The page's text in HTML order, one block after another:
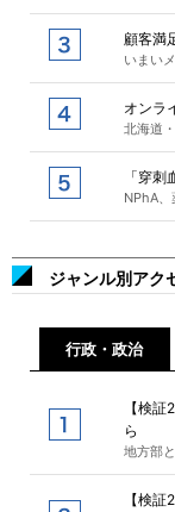
顧客満
いまい
オンラ
北海道
「穿
NPhA
ジャンル別アク
行政・政治
【検
ら
地方部
【検